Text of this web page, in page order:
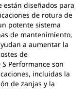
están diseñados para
de rotura de
potente sistema
de mantenimiento,
a aumentar la
de
Performance son
incluidas la
de zanjas y la